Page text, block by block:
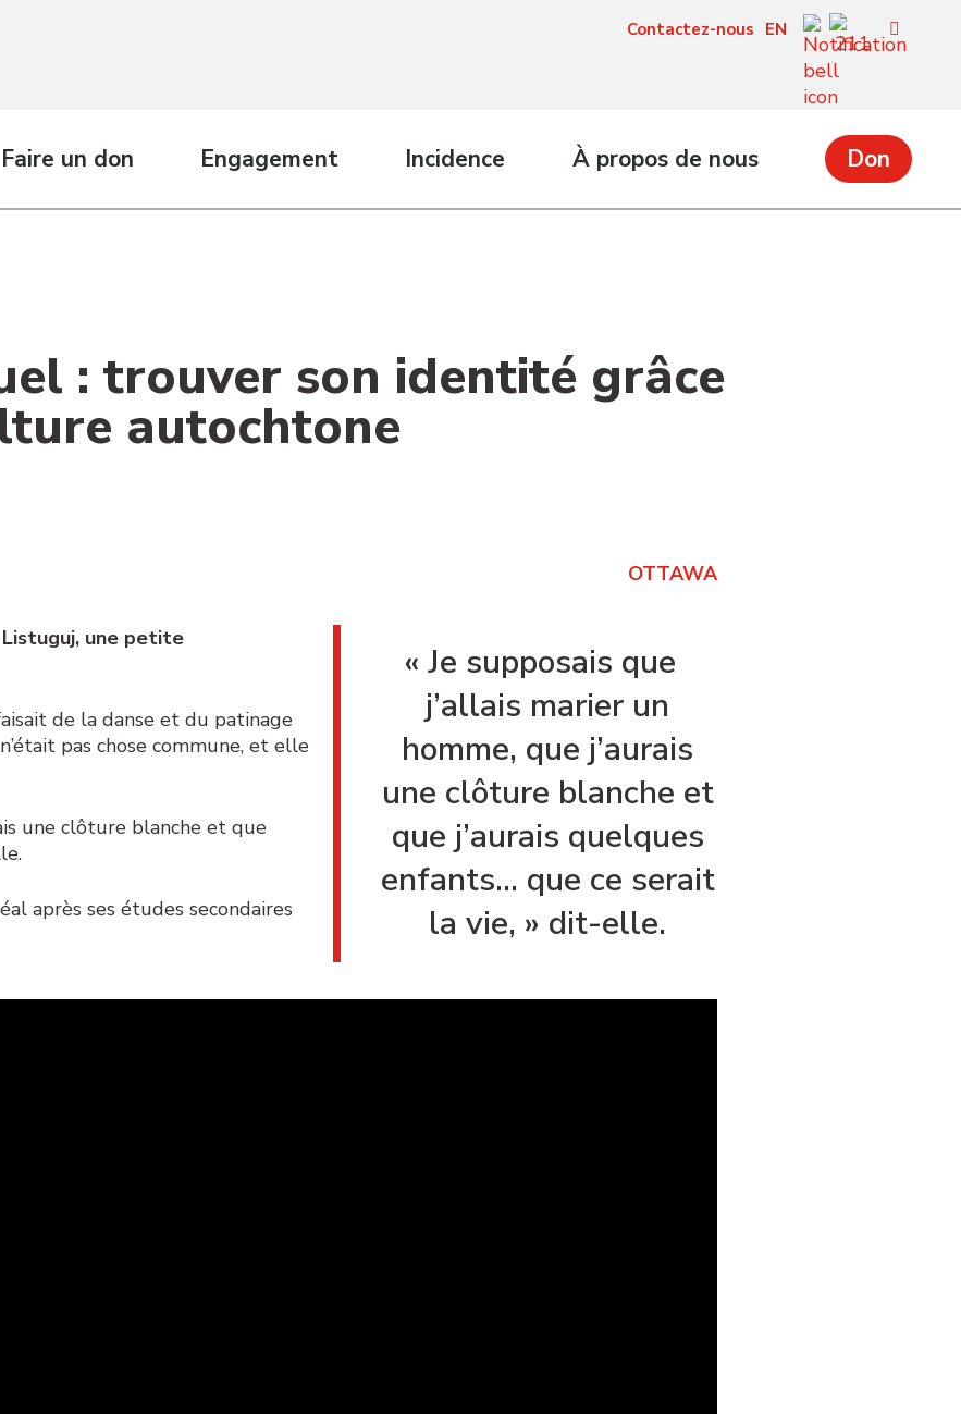
Contactez-nous EN
Faire un don Engagement Incidence À propos de nous Don
: trouver son identité grâce
autochtone
OTTAWA
Listuguj, une petite
de la danse et du patinage
pas chose commune, et elle
une clôture blanche et que
après ses études secondaires
« Je supposais que
j’allais marier un
homme, que j’aurais
une clôture blanche et
que j’aurais quelques
enfants… que ce serait
la vie, » dit-elle.